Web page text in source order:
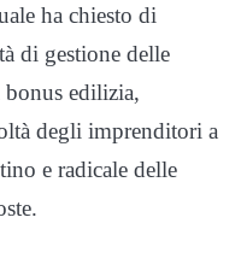
ha chiesto di
di gestione delle
edilizia,
degli imprenditori a
e radicale delle